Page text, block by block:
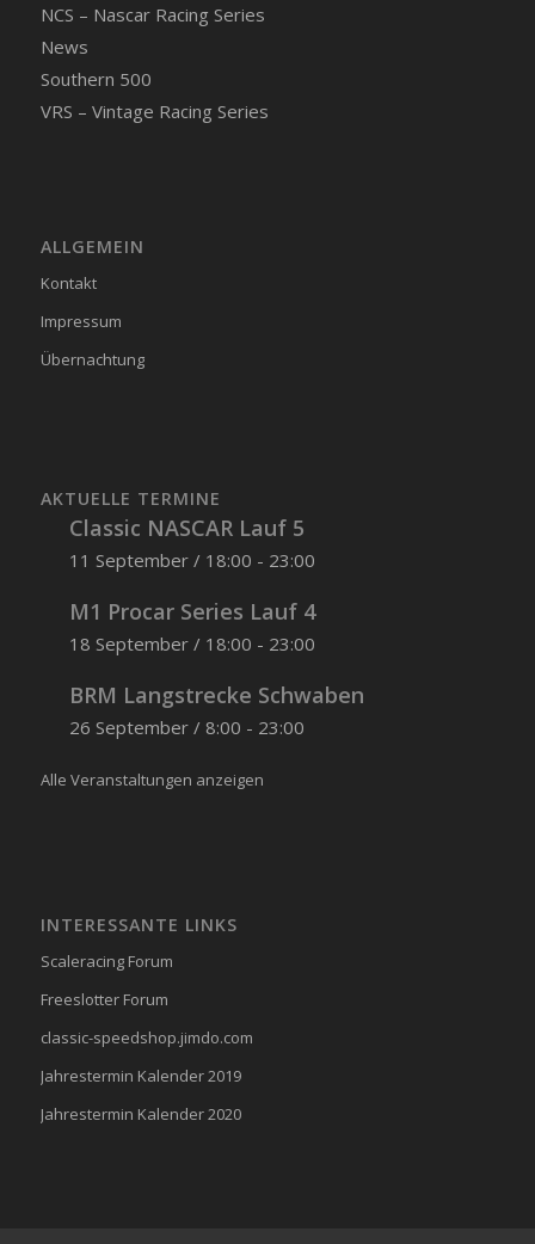
NCS – Nascar Racing Series
News
Southern 500
VRS – Vintage Racing Series
ALLGEMEIN
Kontakt
Impressum
Übernachtung
AKTUELLE TERMINE
Classic NASCAR Lauf 5
11 September / 18:00 - 23:00
M1 Procar Series Lauf 4
18 September / 18:00 - 23:00
BRM Langstrecke Schwaben
26 September / 8:00 - 23:00
Alle Veranstaltungen anzeigen
INTERESSANTE LINKS
Scaleracing Forum
Freeslotter Forum
classic-speedshop.jimdo.com
Jahrestermin Kalender 2019
Jahrestermin Kalender 2020